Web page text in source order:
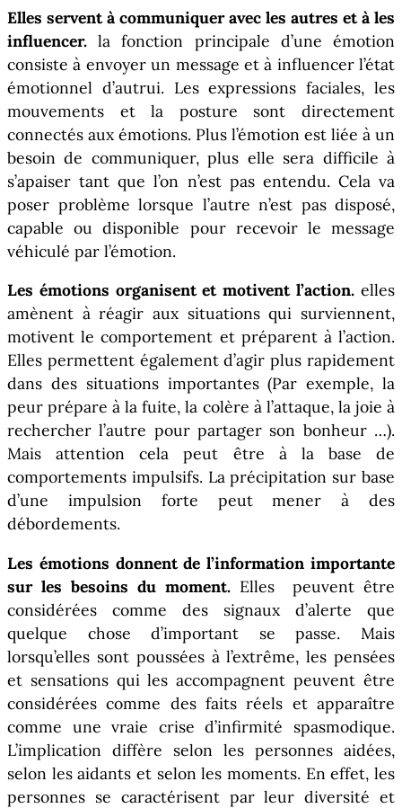
Elles servent à communiquer avec les autres et à les
influencer. la fonction principale d’une émotion
consiste à envoyer un message et à influencer l’état
émotionnel d’autrui. Les expressions faciales, les
mouvements et la posture sont directement
connectés aux émotions. Plus l’émotion est liée à un
besoin de communiquer, plus elle sera difficile à
s’apaiser tant que l’on n’est pas entendu. Cela va
poser problème lorsque l’autre n’est pas disposé,
capable ou disponible pour recevoir le message
véhiculé par l’émotion.
Les émotions organisent et motivent l’action. elles
amènent à réagir aux situations qui surviennent,
motivent le comportement et préparent à l’action.
Elles permettent également d’agir plus rapidement
dans des situations importantes (Par exemple, la
peur prépare à la fuite, la colère à l’attaque, la joie à
rechercher l’autre pour partager son bonheur …).
Mais attention cela peut être à la base de
comportements impulsifs. La précipitation sur base
d’une impulsion forte peut mener à des
débordements.
Les émotions donnent de l’information importante
sur les besoins du moment. Elles peuvent être
considérées comme des signaux d’alerte que
quelque chose d’important se passe. Mais
lorsqu’elles sont poussées à l’extrême, les pensées
et sensations qui les accompagnent peuvent être
considérées comme des faits réels et apparaître
comme une vraie crise d’infirmité spasmodique.
L’implication diffère selon les personnes aidées,
selon les aidants et selon les moments. En effet, les
personnes se caractérisent par leur diversité et